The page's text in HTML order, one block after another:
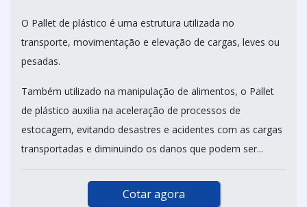
O Pallet de plástico é uma estrutura utilizada no
transporte, movimentação e elevação de cargas, leves ou
pesadas.
Também utilizado na manipulação de alimentos, o Pallet
de plástico auxilia na aceleração de processos de
estocagem, evitando desastres e acidentes com as cargas
transportadas e diminuindo os danos que podem ser...
Cotar agora